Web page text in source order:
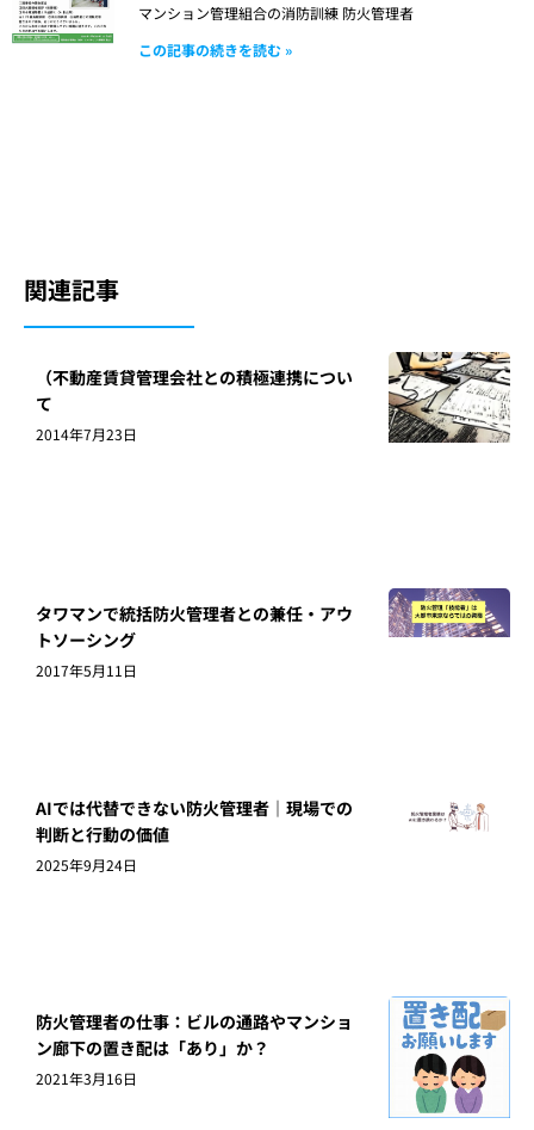
マンション管理組合の消防訓練 防火管理者
この記事の続きを読む »
関連記事
（不動産賃貸管理会社との積極連携につい
て
2014年7月23日
タワマンで統括防火管理者との兼任・アウ
トソーシング
2017年5月11日
AIでは代替できない防火管理者｜現場での
判断と行動の価値
2025年9月24日
防火管理者の仕事：ビルの通路やマンショ
ン廊下の置き配は「あり」か？
2021年3月16日